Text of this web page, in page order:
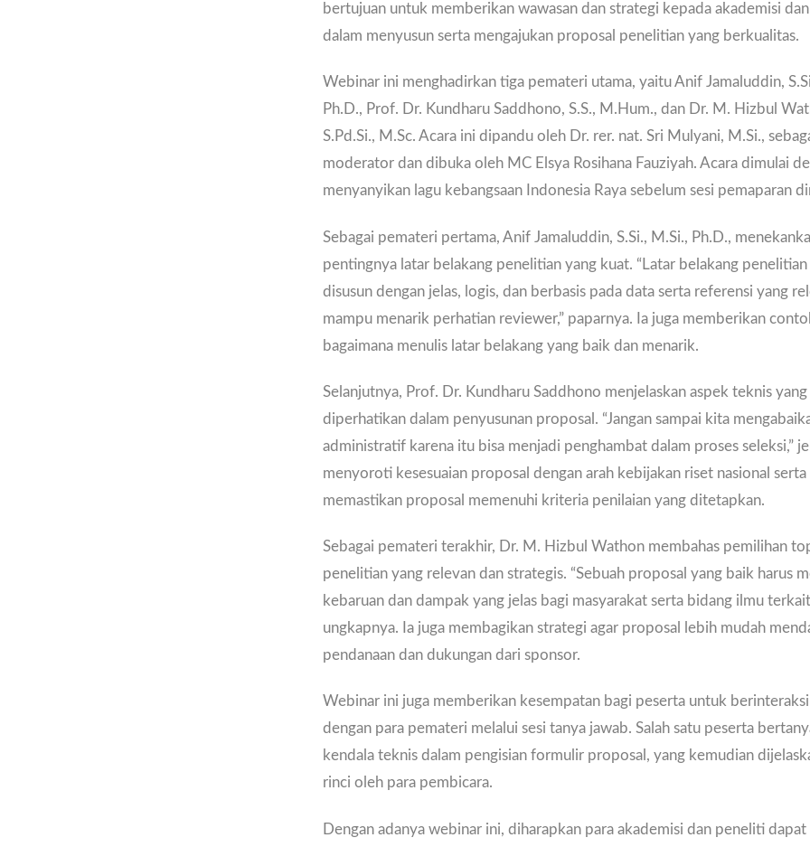
bertujuan untuk memberikan wawasan dan strategi kepada akademisi
dalam menyusun serta mengajukan proposal penelitian yang berkualitas.
Webinar ini menghadirkan tiga pemateri utama, yaitu Anif Jamaluddin,
Ph.D., Prof. Dr. Kundharu Saddhono, S.S., M.Hum., dan Dr. M. Hizbul
S.Pd.Si., M.Sc. Acara ini dipandu oleh Dr. rer. nat. Sri Mulyani, M.Si.,
moderator dan dibuka oleh MC Elsya Rosihana Fauziyah. Acara dimulai
menyanyikan lagu kebangsaan Indonesia Raya sebelum sesi pemaparan
Sebagai pemateri pertama, Anif Jamaluddin, S.Si., M.Si., Ph.D.,
pentingnya latar belakang penelitian yang kuat. “Latar belakang penelitian
disusun dengan jelas, logis, dan berbasis pada data serta referensi yang
mampu menarik perhatian reviewer,” paparnya. Ia juga memberikan
bagaimana menulis latar belakang yang baik dan menarik.
Selanjutnya, Prof. Dr. Kundharu Saddhono menjelaskan aspek teknis yang
diperhatikan dalam penyusunan proposal. “Jangan sampai kita
administratif karena itu bisa menjadi penghambat dalam proses seleksi,”
menyoroti kesesuaian proposal dengan arah kebijakan riset nasional serta
memastikan proposal memenuhi kriteria penilaian yang ditetapkan.
Sebagai pemateri terakhir, Dr. M. Hizbul Wathon membahas pemilihan
penelitian yang relevan dan strategis. “Sebuah proposal yang baik harus
kebaruan dan dampak yang jelas bagi masyarakat serta bidang ilmu
ungkapnya. Ia juga membagikan strategi agar proposal lebih mudah
pendanaan dan dukungan dari sponsor.
Webinar ini juga memberikan kesempatan bagi peserta untuk
dengan para pemateri melalui sesi tanya jawab. Salah satu peserta
kendala teknis dalam pengisian formulir proposal, yang kemudian
rinci oleh para pembicara.
Dengan adanya webinar ini, diharapkan para akademisi dan peneliti dapat